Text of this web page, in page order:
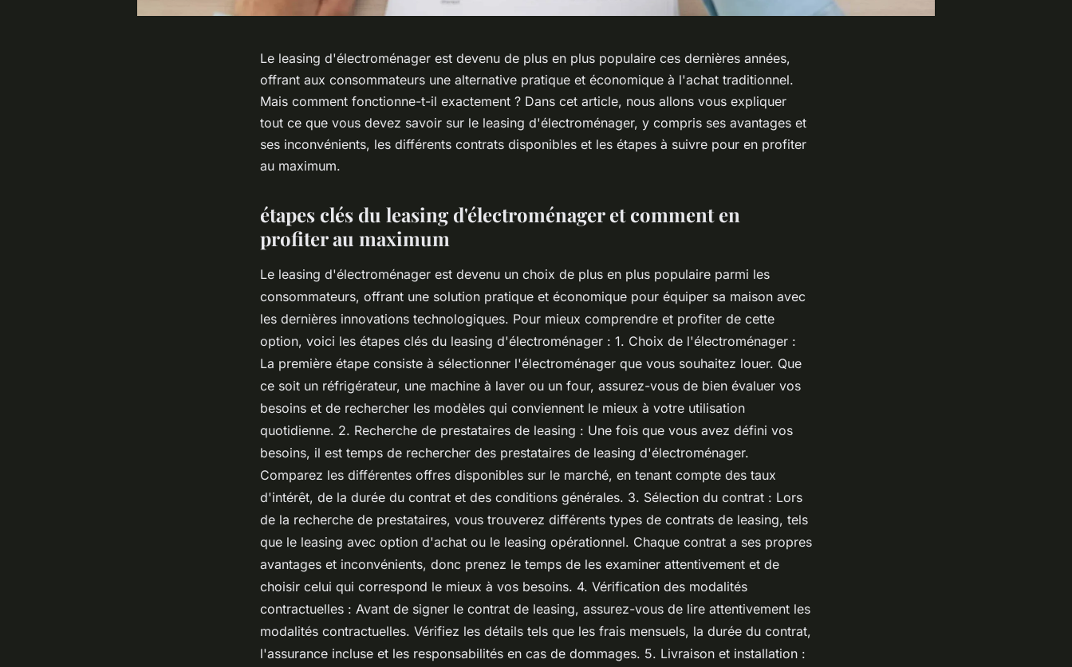
Le leasing d'électroménager est devenu de plus en plus populaire ces dernières années,
offrant aux consommateurs une alternative pratique et économique à l'achat traditionnel.
Mais comment fonctionne-t-il exactement ? Dans cet article, nous allons vous expliquer
tout ce que vous devez savoir sur le leasing d'électroménager, y compris ses avantages et
ses inconvénients, les différents contrats disponibles et les étapes à suivre pour en profiter
au maximum.
étapes clés du leasing d'électroménager et comment en
profiter au maximum
Le leasing d'électroménager est devenu un choix de plus en plus populaire parmi les
consommateurs, offrant une solution pratique et économique pour équiper sa maison avec
les dernières innovations technologiques. Pour mieux comprendre et profiter de cette
option, voici les étapes clés du leasing d'électroménager : 1. Choix de l'électroménager :
La première étape consiste à sélectionner l'électroménager que vous souhaitez louer. Que
ce soit un réfrigérateur, une machine à laver ou un four, assurez-vous de bien évaluer vos
besoins et de rechercher les modèles qui conviennent le mieux à votre utilisation
quotidienne. 2. Recherche de prestataires de leasing : Une fois que vous avez défini vos
besoins, il est temps de rechercher des prestataires de leasing d'électroménager.
Comparez les différentes offres disponibles sur le marché, en tenant compte des taux
d'intérêt, de la durée du contrat et des conditions générales. 3. Sélection du contrat : Lors
de la recherche de prestataires, vous trouverez différents types de contrats de leasing, tels
que le leasing avec option d'achat ou le leasing opérationnel. Chaque contrat a ses propres
avantages et inconvénients, donc prenez le temps de les examiner attentivement et de
choisir celui qui correspond le mieux à vos besoins. 4. Vérification des modalités
contractuelles : Avant de signer le contrat de leasing, assurez-vous de lire attentivement les
modalités contractuelles. Vérifiez les détails tels que les frais mensuels, la durée du contrat,
l'assurance incluse et les responsabilités en cas de dommages. 5. Livraison et installation :